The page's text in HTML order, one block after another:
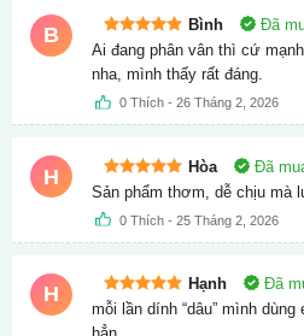
B
Được xếp
hạng 5
sao
Bình
Đã
Ai đang phân vân thì cứ
nha, mình thấy rất đáng.
0 Thích -26 Tháng 2, 2026
H
Được xếp
hạng
sao
Hòa
Đã
Sản phẩm thơm, dễ chịu mà
0 Thích -25 Tháng 2, 2026
H
Được xếp
hạng
Hạnh
Đã
mỗi lần dính “dâu” mình